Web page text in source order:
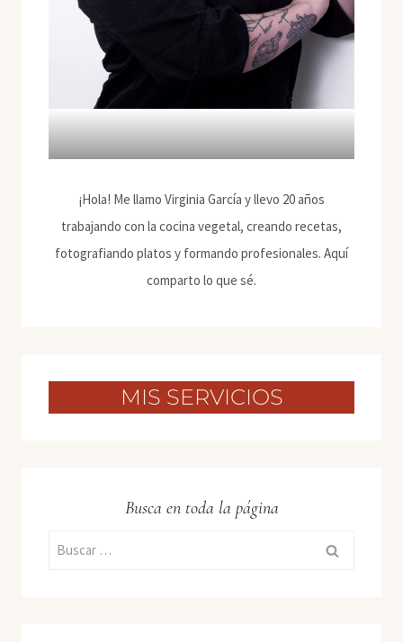
¡Hola! Me llamo Virginia García y llevo 20 años
trabajando con la cocina vegetal, creando recetas,
fotografiando platos y formando profesionales. Aquí
comparto lo que sé.
MIS SERVICIOS
Busca en toda la página
Buscar: